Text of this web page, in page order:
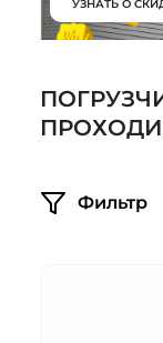
УЗНАТЬ О
Фильтр
Системы 3D
Грейферные
Посевная